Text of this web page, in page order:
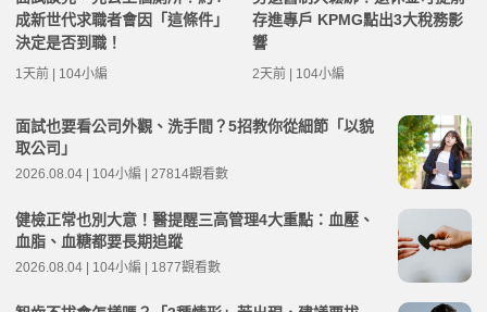
成新世代求職者會因「這條件」
決定是否到職！
1天前 | 104小編
存進專戶 KPMG點出3大稅務影
響
2天前 | 104小編
面試也要看公司外觀、洗手間？5招教你從細節「以貌
取公司」
2026.08.04 | 104小編 | 27814觀看數
健檢正常也別大意！醫提醒三高管理4大重點：血壓、
血脂、血糖都要長期追蹤
2026.08.04 | 104小編 | 1877觀看數